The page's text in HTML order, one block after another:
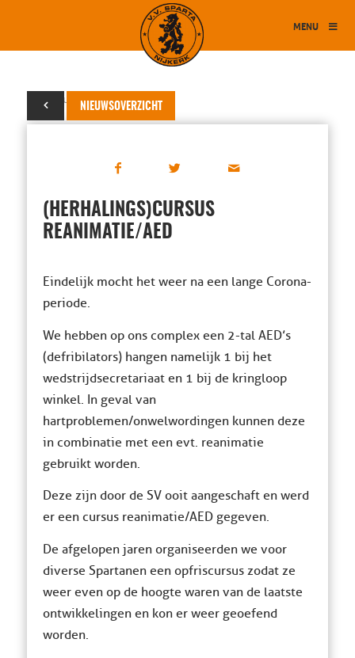
MENU
NIEUWSOVERZICHT
13 februari 2023
(HERHALINGS)CURSUS
REANIMATIE/AED
Eindelijk mocht het weer na een lange Corona-
periode.
We hebben op ons complex een 2-tal AED’s
(defribilators) hangen namelijk 1 bij het
wedstrijdsecretariaat en 1 bij de kringloop
winkel. In geval van
hartproblemen/onwelwordingen kunnen deze
in combinatie met een evt. reanimatie
gebruikt worden.
Deze zijn door de SV ooit aangeschaft en werd
er een cursus reanimatie/AED gegeven.
De afgelopen jaren organiseerden we voor
diverse Spartanen een opfriscursus zodat ze
weer even op de hoogte waren van de laatste
ontwikkelingen en kon er weer geoefend
worden.